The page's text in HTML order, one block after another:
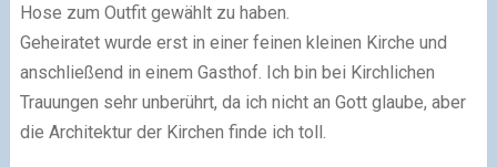
Hose zum Outfit gewählt zu haben.
Geheiratet wurde erst in einer feinen kleinen Kirche und
anschließend in einem Gasthof. Ich bin bei Kirchlichen
Trauungen sehr unberührt, da ich nicht an Gott glaube, aber
die Architektur der Kirchen finde ich toll.